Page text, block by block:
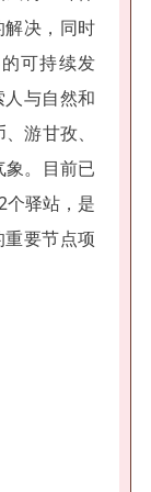
决，同时
可持续发
与自然和
游甘孜、
象。目前已
个驿站，是
要节点项